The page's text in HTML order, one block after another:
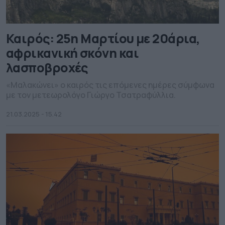
Καιρός: 25η Μαρτίου με 20άρια,
αφρικανική σκόνη και
λασποβροχές
21.03.2025 - 15.42